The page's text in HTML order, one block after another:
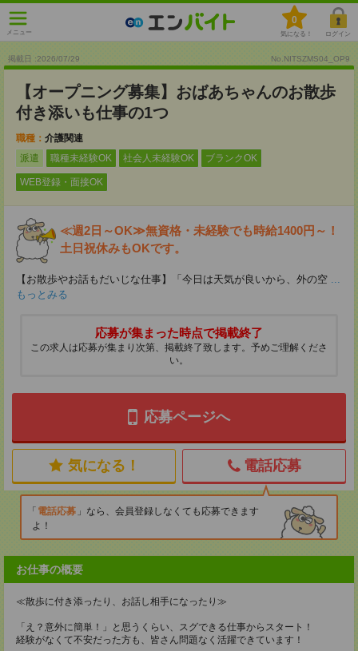
メニュー
0
気になる！ ログイン
掲載日 :2026/07/29 No.NITSZMS04_OP9
【オープニング募集】おばあちゃんのお散歩
付き添いも仕事の1つ
職種： 介護関連
派遣
職種未経験OK 社会人未経験OK ブランクOK
WEB登録・面接OK
≪週2日～OK≫無資格・未経験でも時給1400円～！
土日祝休みもOKです。
【お散歩やお話もだいじな仕事】「今日は天気が良いから、外の空 ...
もっとみる
応募が集まった時点で掲載終了
この求人は応募が集まり次第、掲載終了致します。予めご理解くださ
い。
応募ページへ
気になる！ 電話応募
電話応募
なら、会員登録しなくても応募できます
よ！
お仕事の概要
≪散歩に付き添ったり、お話し相手になったり≫
「え？意外に簡単！」と思うくらい、スグできる仕事からスタート！
経験がなくて不安だった方も、皆さん問題なく活躍できています！